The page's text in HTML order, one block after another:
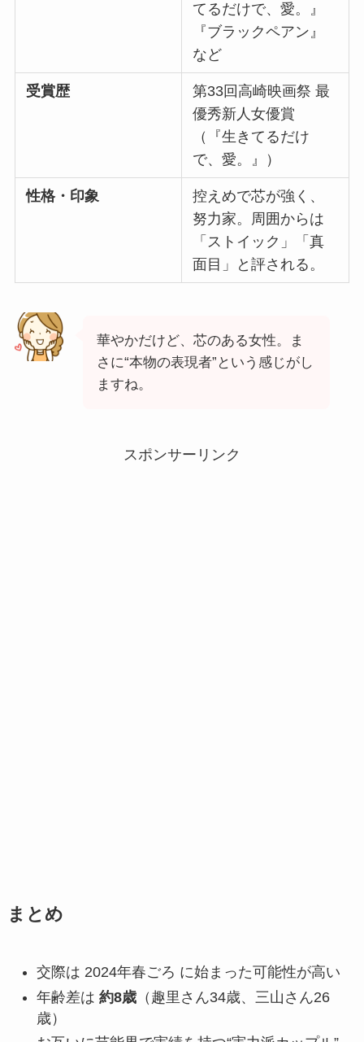
てるだけで、愛。』
『ブラックペアン』
など
受賞歴
第33回高崎映画祭 最
優秀新人女優賞
（『生きてるだけ
で、愛。』）
性格・印象
控えめで芯が強く、
努力家。周囲からは
「ストイック」「真
面目」と評される。
華やかだけど、芯のある女性。ま
さに“本物の表現者”という感じがし
ますね。
スポンサーリンク
まとめ
交際は 2024年春ごろ に始まった可能性が高い
年齢差は 約8歳（趣里さん34歳、三山さん26
歳）